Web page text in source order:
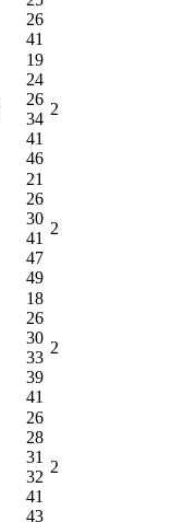
26
41
19
24
26
34
41
46
2
21
26
30
41
47
49
2
18
26
30
33
39
41
2
26
28
31
32
41
43
2